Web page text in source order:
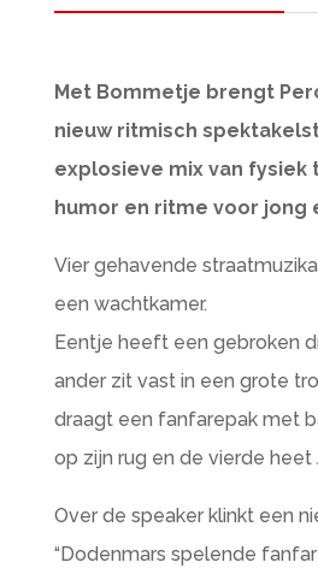
Met Bommetje brengt
nieuw ritmisch
explosieve mix van fysiek
humor en ritme voor jong
Vier gehavende
een wachtkamer.
Eentje heeft een gebroken
ander zit vast in een grote
draagt een fanfarepak met
op zijn rug en de vierde heet
Over de speaker klinkt een
“Dodenmars spelende